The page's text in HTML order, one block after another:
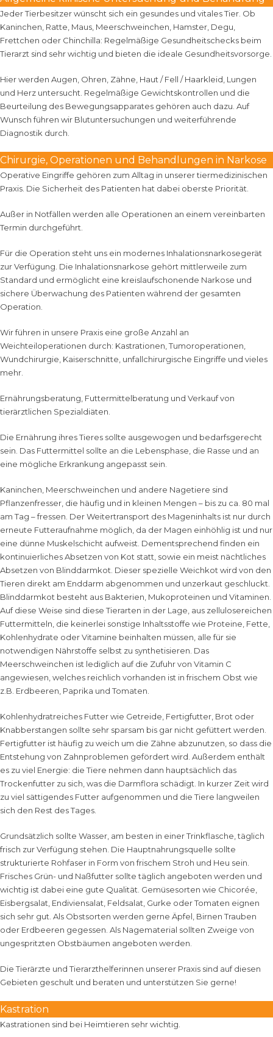
Jeder Tierbesitzer wünscht sich ein gesundes und vitales Tier. Ob
Kaninchen, Ratte, Maus, Meerschweinchen, Hamster, Degu,
Frettchen oder Chinchilla: Regelmäßige Gesundheitschecks beim
Tierarzt sind sehr wichtig und bieten die ideale Gesundheitsvorsorge.
Hier werden Augen, Ohren, Zähne, Haut / Fell / Haarkleid, Lungen
und Herz untersucht. Regelmäßige Gewichtskontrollen und die
Beurteilung des Bewegungsapparates gehören auch dazu. Auf
Wunsch führen wir Blutuntersuchungen und weiterführende
Diagnostik durch.
Chirurgie, Operationen und Behandlungen in Narkose
Operative Eingriffe gehören zum Alltag in unserer tiermedizinischen
Praxis. Die Sicherheit des Patienten hat dabei oberste Priorität.
Außer in Notfällen werden alle Operationen an einem vereinbarten
Termin durchgeführt.
Für die Operation steht uns ein modernes Inhalationsnarkosegerät
zur Verfügung. Die Inhalationsnarkose gehört mittlerweile zum
Standard und ermöglicht eine kreislaufschonende Narkose und
sichere Überwachung des Patienten während der gesamten
Operation.
Wir führen in unsere Praxis eine große Anzahl an
Weichteiloperationen durch: Kastrationen, Tumoroperationen,
Wundchirurgie, Kaiserschnitte, unfallchirurgische Eingriffe und vieles
mehr.
Ernährungsberatung, Futtermittelberatung und Verkauf von
tierärztlichen Spezialdiäten.
Die Ernährung ihres Tieres sollte ausgewogen und bedarfsgerecht
sein. Das Futtermittel sollte an die Lebensphase, die Rasse und an
eine mögliche Erkrankung angepasst sein.
Kaninchen, Meerschweinchen und andere Nagetiere sind
Pflanzenfresser, die häufig und in kleinen Mengen – bis zu ca. 80 mal
am Tag – fressen. Der Weitertransport des Mageninhalts ist nur durch
erneute Futteraufnahme möglich, da der Magen einhöhlig ist und nur
eine dünne Muskelschicht aufweist. Dementsprechend finden ein
kontinuierliches Absetzen von Kot statt, sowie ein meist nächtliches
Absetzen von Blinddarmkot. Dieser spezielle Weichkot wird von den
Tieren direkt am Enddarm abgenommen und unzerkaut geschluckt.
Blinddarmkot besteht aus Bakterien, Mukoproteinen und Vitaminen.
Auf diese Weise sind diese Tierarten in der Lage, aus zellulosereichen
Futtermitteln, die keinerlei sonstige Inhaltsstoffe wie Proteine, Fette,
Kohlenhydrate oder Vitamine beinhalten müssen, alle für sie
notwendigen Nährstoffe selbst zu synthetisieren. Das
Meerschweinchen ist lediglich auf die Zufuhr von Vitamin C
angewiesen, welches reichlich vorhanden ist in frischem Obst wie
z.B. Erdbeeren, Paprika und Tomaten.
Kohlenhydratreiches Futter wie Getreide, Fertigfutter, Brot oder
Knabberstangen sollte sehr sparsam bis gar nicht gefüttert werden.
Fertigfutter ist häufig zu weich um die Zähne abzunutzen, so dass die
Entstehung von Zahnproblemen gefördert wird. Außerdem enthält
es zu viel Energie: die Tiere nehmen dann hauptsächlich das
Trockenfutter zu sich, was die Darmflora schädigt. In kurzer Zeit wird
zu viel sättigendes Futter aufgenommen und die Tiere langweilen
sich den Rest des Tages.
Grundsätzlich sollte Wasser, am besten in einer Trinkflasche, täglich
frisch zur Verfügung stehen. Die Hauptnahrungsquelle sollte
strukturierte Rohfaser in Form von frischem Stroh und Heu sein.
Frisches Grün- und Naßfutter sollte täglich angeboten werden und
wichtig ist dabei eine gute Qualität. Gemüsesorten wie Chicorée,
Eisbergsalat, Endiviensalat, Feldsalat, Gurke oder Tomaten eignen
sich sehr gut. Als Obstsorten werden gerne Äpfel, Birnen Trauben
oder Erdbeeren gegessen. Als Nagematerial sollten Zweige von
ungespritzten Obstbäumen angeboten werden.
Die Tierärzte und Tierarzthelferinnen unserer Praxis sind auf diesen
Gebieten geschult und beraten und unterstützen Sie gerne!
Kastration
Kastrationen sind bei Heimtieren sehr wichtig.